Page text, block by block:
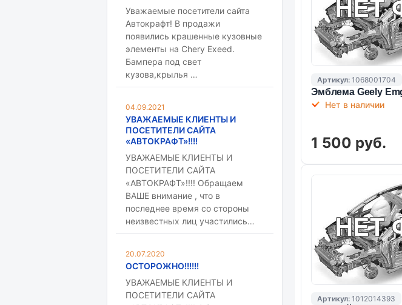
Артикул: 1068001704
Эмблема Geelу
Нет в наличии
1 500 руб.
Артикул: 1012014393
Уважаемые посетители сайта
Автокрафт! В продажи
появились крашенные кузовные
элементы на Chery Exeed.
Бампера под свет
кузова,крылья …
04.09.2021
УВАЖАЕМЫЕ КЛИЕНТЫ И
ПОСЕТИТЕЛИ САЙТА
«АВТОКРАФТ»!!!!
УВАЖАЕМЫЕ КЛИЕНТЫ И
ПОСЕТИТЕЛИ САЙТА
«АВТОКРАФТ»!!!! Обращаем
ВАШЕ внимание , что в
последнее время со стороны
неизвестных лиц участились…
20.07.2020
ОСТОРОЖНО!!!!!!
УВАЖАЕМЫЕ КЛИЕНТЫ И
ПОСЕТИТЕЛИ САЙТА